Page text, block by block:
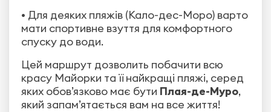
• Для деяких пляжів (Кало-дес-Моро) варто
мати спортивне взуття для комфортного
спуску до води.
Цей маршрут дозволить побачити всю
красу Майорки та її найкращі пляжі, серед
яких обов’язково має бути Плая-де-Муро,
який запам’ятається вам на все життя!